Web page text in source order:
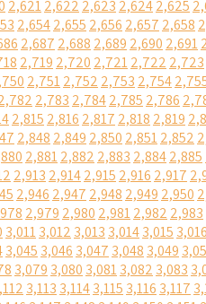
2,6212,622 2,623 2,6242,625
2,6542,655 2,656 2,657 2,658
2,687 2,688 2,689 2,690 2,691
2,719 2,720 2,7212,722 2,723
2,7512,752 2,753 2,754
2,783 2,7842,785 2,786
2,815 2,816 2,817 2,818 2,819
2,848 2,849 2,850 2,8512,852
2,8812,882 2,883 2,8842,885
2,913 2,9142,915 2,916 2,917
2,946 2,947 2,948 2,949 2,950
2,979 2,980 2,9812,982 2,983
3,0113,012 3,013 3,0143,015 3,016
3,045 3,046 3,047 3,048 3,049
3,079 3,080 3,0813,082 3,083
3,113 3,1143,115 3,116 3,117